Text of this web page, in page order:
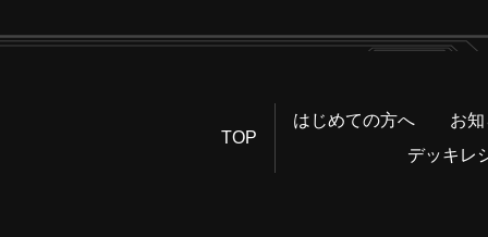
TOP
はじめての方へ
お
デッキレ